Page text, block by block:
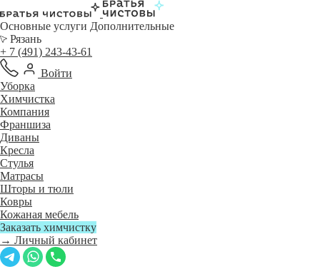
Основные услуги Дополнительные
Рязань
+ 7 (491) 243-43-61
Войти
Уборка
Химчистка
Компания
Франшиза
Диваны
Кресла
Стулья
Матрасы
Шторы и тюли
Ковры
Кожаная мебель
Заказать химчистку
→ Личный кабинет